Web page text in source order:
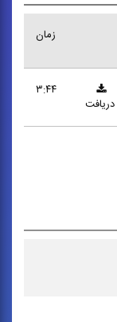
زمان
۳:۴۴
دریافت